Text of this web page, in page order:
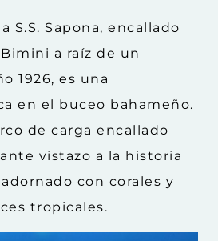
S.S. Sapona, encallado
a raíz de un
1926, es una
en el buceo bahameño.
de carga encallado
vistazo a la historia
con corales y
tropicales.